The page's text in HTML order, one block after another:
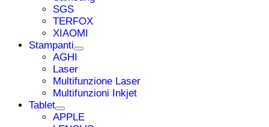
SGS
TERFOX
XIAOMI
Stampanti
AGHI
Laser
Multifunzione Laser
Multifunzioni Inkjet
Tablet
APPLE